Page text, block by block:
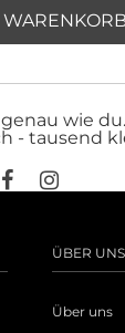
wie
- tausend
ÜBER UNS
Über uns